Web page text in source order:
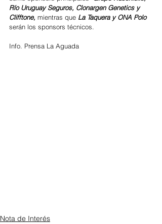
Río Uruguay Seguros, Clonargen Genetics y
Clifftone, mientras que La Taquera y ONA Polo
serán los sponsors técnicos.
Info. Prensa La Aguada
Nota de Interés